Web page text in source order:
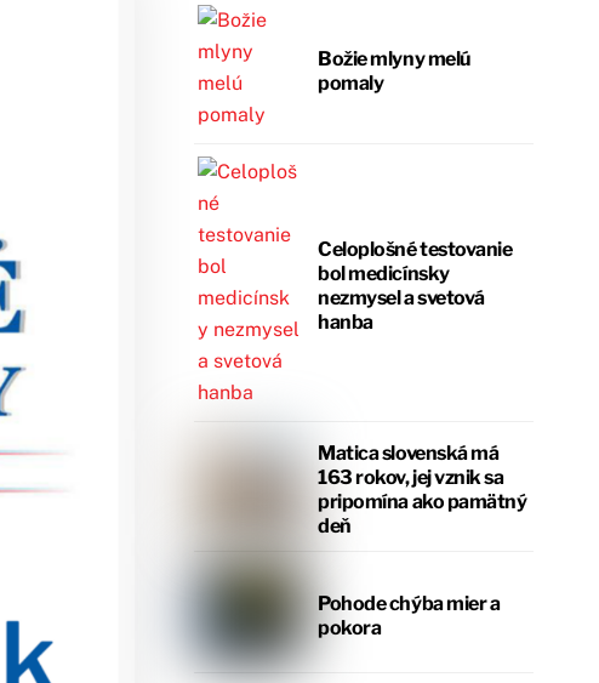
Božie mlyny melú
pomaly
Celoplošné testovanie
bol medicínsky
nezmysel a svetová
hanba
Matica slovenská má
163 rokov, jej vznik sa
pripomína ako pamätný
deň
Pohode chýba mier a
pokora